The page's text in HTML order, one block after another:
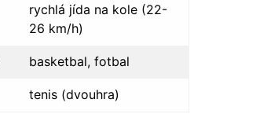
rychlá jída na kole (22-
26 km/h)
basketbal, fotbal
tenis (dvouhra)